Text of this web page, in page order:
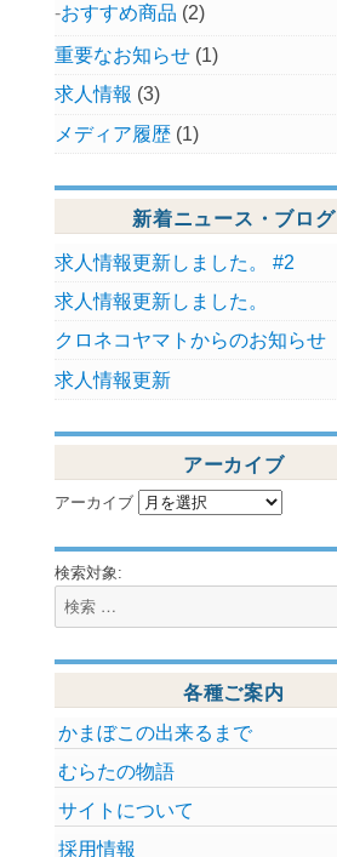
おすすめ商品 (2)
重要なお知らせ(1)
求人情報 (3)
メディア履歴(1)
新着ニュース・ブログ
求人情報更新しました。 #2
求人情報更新しました。
クロネコヤマトからのお知らせ
求人情報更新
アーカイブ
アーカイブ
検索対象:
各種ご案内
かまぼこの出来るまで
むらたの物語
サイトについて
採用情報